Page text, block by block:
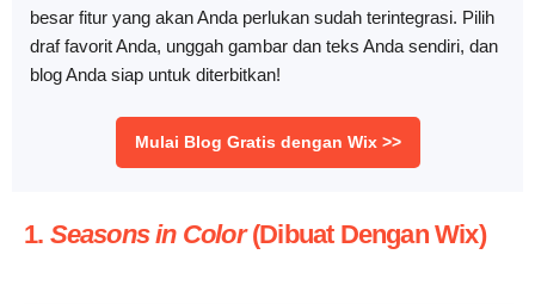
besar fitur yang akan Anda perlukan sudah terintegrasi. Pilih
draf favorit Anda, unggah gambar dan teks Anda sendiri, dan
blog Anda siap untuk diterbitkan!
Mulai Blog Gratis dengan Wix >>
1. Seasons in Color(Dibuat Dengan Wix)